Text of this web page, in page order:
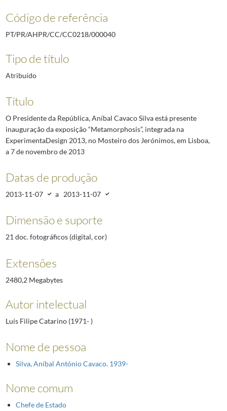
Código de referência
PT/PR/AHPR/CC/CC0218/000040
Tipo de título
Atribuído
Título
O Presidente da República, Aníbal Cavaco Silva está presente
inauguração da exposição “Metamorphosis”, integrada na
ExperimentaDesign 2013, no Mosteiro dos Jerónimos, em Lisboa,
a 7 de novembro de 2013
Datas de produção
2013-11-07 a 2013-11-07
Dimensão e suporte
21 doc. fotográficos (digital, cor)
Extensões
2480,2 Megabytes
Autor intelectual
Luís Filipe Catarino (1971- )
Nome de pessoa
Silva, Aníbal António Cavaco. 1939-
Nome comum
Chefe de Estado